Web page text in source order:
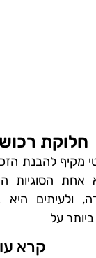
חלוקת רכוש
מקיף להבנת
אחת הסוגיות
ולעיתים
על
קרא